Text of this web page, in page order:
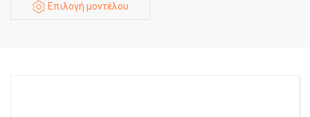
Επιλογή μοντέλου